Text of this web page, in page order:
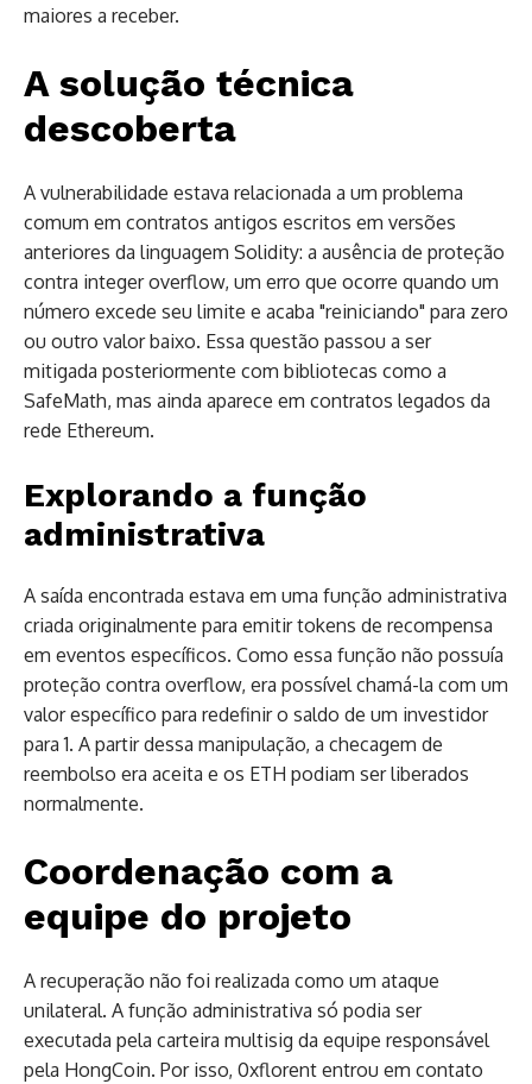
maiores a receber.
A solução técnica
descoberta
A vulnerabilidade estava relacionada a um problema
comum em contratos antigos escritos em versões
anteriores da linguagem Solidity: a ausência de proteção
contra integer overflow, um erro que ocorre quando um
número excede seu limite e acaba "reiniciando" para zero
ou outro valor baixo. Essa questão passou a ser
mitigada posteriormente com bibliotecas como a
SafeMath, mas ainda aparece em contratos legados da
rede Ethereum.
Explorando a função
administrativa
A saída encontrada estava em uma função administrativa
criada originalmente para emitir tokens de recompensa
em eventos específicos. Como essa função não possuía
proteção contra overflow, era possível chamá-la com um
valor específico para redefinir o saldo de um investidor
para 1. A partir dessa manipulação, a checagem de
reembolso era aceita e os ETH podiam ser liberados
normalmente.
Coordenação com a
equipe do projeto
A recuperação não foi realizada como um ataque
unilateral. A função administrativa só podia ser
executada pela carteira multisig da equipe responsável
pela HongCoin. Por isso, 0xflorent entrou em contato